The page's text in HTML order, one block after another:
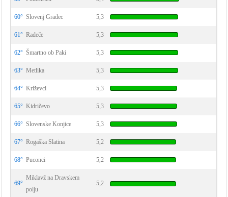
60° Slovenj Gradec 5,3
61° Radeče 5,3
62° Šmartno ob Paki 5,3
63° Metlika 5,3
64° Križevci 5,3
65° Kidričevo 5,3
66° Slovenske Konjice 5,3
67° Rogaška Slatina 5,2
68° Puconci 5,2
69°
Miklavž na Dravskem
polju
5,2